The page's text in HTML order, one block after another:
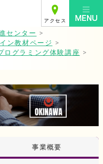
アクセス
センター >
ン教材ページ >
グラミング体験講座 >
事業概要